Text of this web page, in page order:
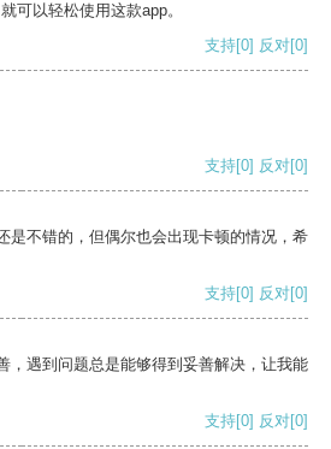
可以轻松使用这款app。
支持[0] 反对[0]
支持[0] 反对[0]
是不错的，但偶尔也会出现卡顿的情况，希
支持[0] 反对[0]
，遇到问题总是能够得到妥善解决，让我能
支持[0] 反对[0]